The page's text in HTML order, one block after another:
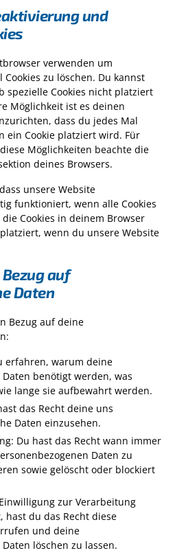
und
verwenden um
zu löschen. Du kannst
spezielle Cookies nicht platziert
Möglichkeit ist es deinen
dass du jedes Mal
ein Cookie platziert wird. Für
Möglichkeiten beachte die
deines Browsers.
unsere Website
funktioniert, wenn alle Cookies
Cookies in deinem Browser
wenn du unsere Website
Bezug auf
Daten
Bezug auf deine
erfahren, warum deine
benötigt werden, was
lange sie aufbewahrt werden.
das Recht deine uns
Daten einzusehen.
Du hast das Recht wann immer
Daten zu
sowie gelöscht oder blockiert
zur Verarbeitung
hast du das Recht diese
und deine
löschen zu lassen.